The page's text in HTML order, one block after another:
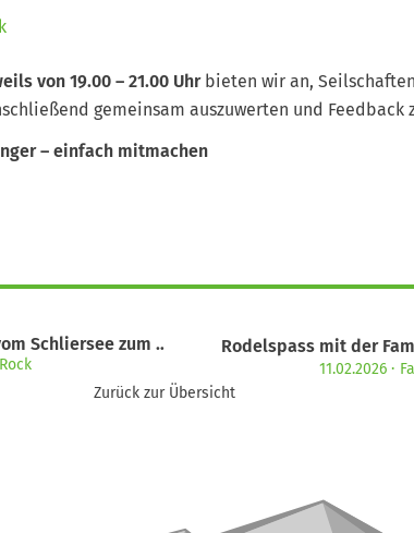
von 19.00 – 21.00 Uhrbieten wir an,
gemeinsam auszuwerten und Feedback
– einfach mitmachen
Schliersee zum … Rodelspass mit der
11.02.2026
Zurück zur Übersicht